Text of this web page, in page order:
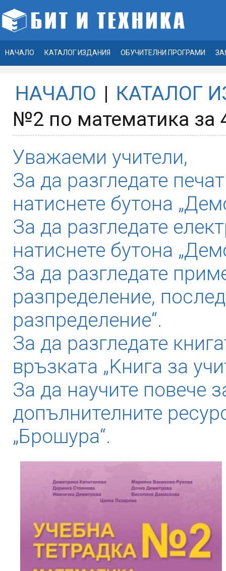
НАЧАЛО КАТАЛОГ ИЗДАНИЯ ОБУЧИТЕЛНИ ПРОГРАМИ
НАЧАЛО | КАТАЛОГ
№2 по математика за
Уважаеми учители,
За да разгледате
натиснете бутона
За да разгледате
натиснете бутона
За да разгледате
разпределение,
разпределение“.
За да разгледате
връзката „Kнига за
За да научите повече
допълнителните
„Брошура“.